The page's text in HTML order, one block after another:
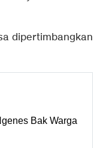
dipertimbangkan
Bak Warga